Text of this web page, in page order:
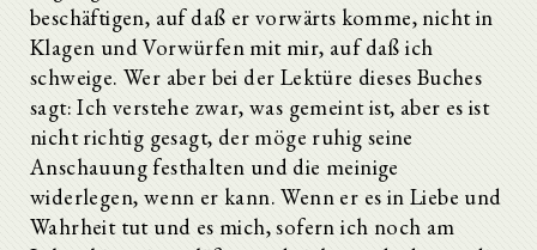
beschäftigen, auf daß er vorwärts komme, nicht in
Klagen und Vorwürfen mit mir, auf daß ich
schweige. Wer aber bei der Lektüre dieses Buches
sagt: Ich verstehe zwar, was gemeint ist, aber es ist
nicht richtig gesagt, der möge ruhig seine
Anschauung festhalten und die meinige
widerlegen, wenn er kann. Wenn er es in Liebe und
Wahrheit tut und es mich, sofern ich noch am